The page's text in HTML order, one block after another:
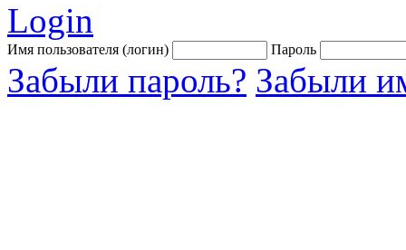
Login
Имя пользователя (логин) Пароль
Забыли пароль? Забыли